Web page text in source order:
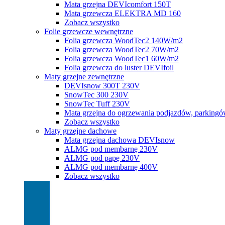
Mata grzejna DEVIcomfort 150T
Mata grzewcza ELEKTRA MD 160
Zobacz wszystko
Folie grzewcze wewnętrzne
Folia grzewcza WoodTec2 140W/m2
Folia grzewcza WoodTec2 70W/m2
Folia grzewcza WoodTec1 60W/m2
Folia grzewcza do luster DEVIfoil
Maty grzejne zewnętrzne
DEVIsnow 300T 230V
SnowTec 300 230V
SnowTec Tuff 230V
Mata grzejna do ogrzewania podjazdów,
Zobacz wszystko
Maty grzejne dachowe
Mata grzejna dachowa DEVIsnow
ALMG pod membarnę 230V
ALMG pod papę 230V
ALMG pod membarnę 400V
Zobacz wszystko